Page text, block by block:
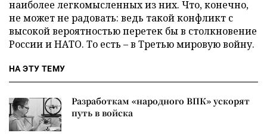
наиболее легкомысленных из них. Что, конечно,
не может не радовать: ведь такой конфликт с
высокой вероятностью перетек бы в столкновение
России и НАТО. То есть – в Третью мировую войну.
НА ЭТУ ТЕМУ
Разработкам «народного ВПК» ускорят
путь в войска